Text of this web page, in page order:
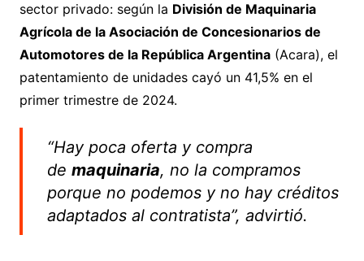
sector privado: según la División de Maquinaria
Agrícola de la Asociación de Concesionarios de
Automotores de la República Argentina(Acara), el
patentamiento de unidades cayó un 41,5% en el
primer trimestre de 2024.
“Hay poca oferta y compra
de maquinaria, no la compramos
porque no podemos y no hay créditos
adaptados al contratista”, advirtió.